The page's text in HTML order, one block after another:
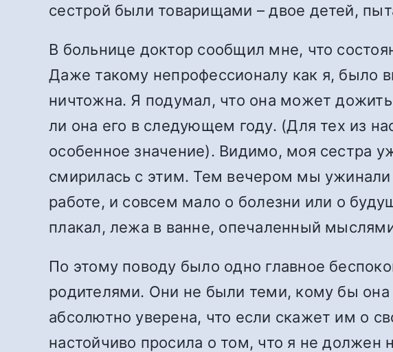
сестрой были товарищами – двое детей,
В больнице доктор сообщил мне, что
Даже такому непрофессионалу как я, было
ничтожна. Я подумал, что она может
ли она его в следующем году. (Для тех из
особенное значение). Видимо, моя сестра
смирилась с этим. Тем вечером мы
работе, и совсем мало о болезни или о
плакал, лежа в ванне, опечаленный
По этому поводу было одно главное
родителями. Они не были теми, кому бы
абсолютно уверена, что если скажет им о
настойчиво просила о том, что я не